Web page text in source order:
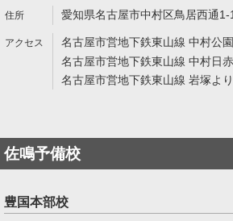
愛知県名古屋市中村区鳥居西通1-
名古屋市営地下鉄東山線 中村公
名古屋市営地下鉄東山線 中村日
名古屋市営地下鉄東山線 岩塚よ
佐鳴予備校
豊国本部校